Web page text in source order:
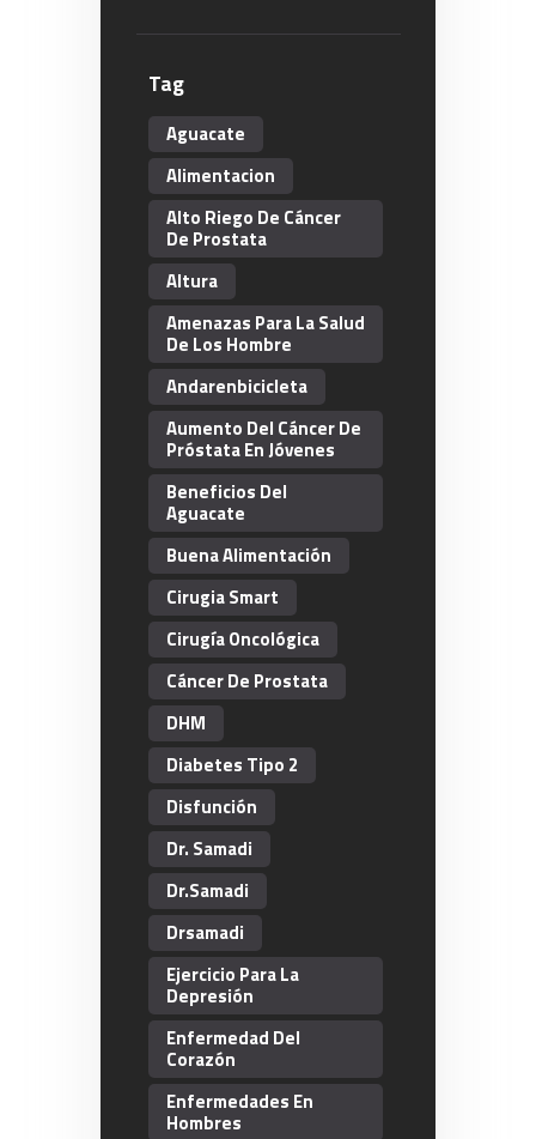
Tag
Aguacate
Alimentacion
Alto Riego De Cáncer
De Prostata
Altura
Amenazas Para La Salud
De Los Hombre
Andarenbicicleta
Aumento Del Cáncer De
Próstata En Jóvenes
Beneficios Del
Aguacate
Buena Alimentación
Cirugia Smart
Cirugía Oncológica
Cáncer De Prostata
DHM
Diabetes Tipo 2
Disfunción
Dr. Samadi
Dr.Samadi
Drsamadi
Ejercicio Para La
Depresión
Enfermedad Del
Corazón
Enfermedades En
Hombres